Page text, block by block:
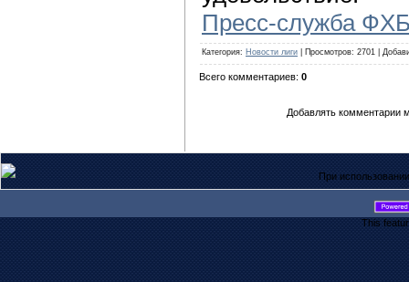
Пресс-служба
Категория: Новости лиги Просмотров: 2701 |
Всего комментариев: 0
Добавлять комментарии
При
This